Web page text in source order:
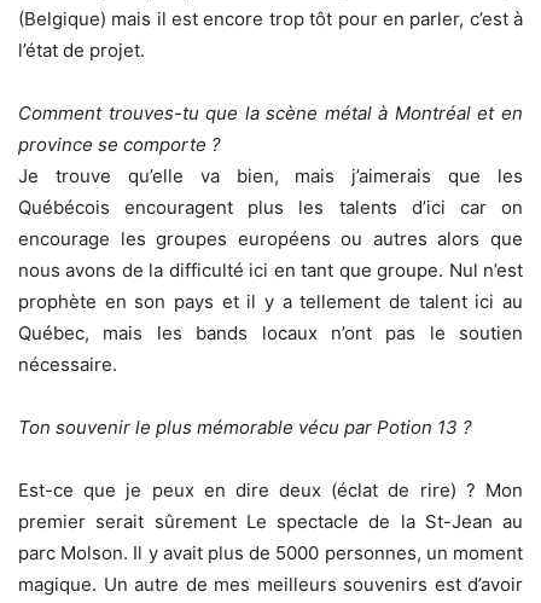
(Belgique) mais il est encore trop tôt pour en parler, c’est à
l’état de projet.
Comment trouves-tu que la scène métal à Montréal et en
province se comporte ?
Je trouve qu’elle va bien, mais j’aimerais que les
Québécois encouragent plus les talents d’ici car on
encourage les groupes européens ou autres alors que
nous avons de la difficulté ici en tant que groupe. Nul n’est
prophète en son pays et il y a tellement de talent ici au
Québec, mais les bands locaux n’ont pas le soutien
nécessaire.
Ton souvenir le plus mémorable vécu par Potion 13 ?
Est-ce que je peux en dire deux (éclat de rire) ? Mon
premier serait sûrement Le spectacle de la St-Jean au
parc Molson. Il y avait plus de 5000 personnes, un moment
magique. Un autre de mes meilleurs souvenirs est d’avoir